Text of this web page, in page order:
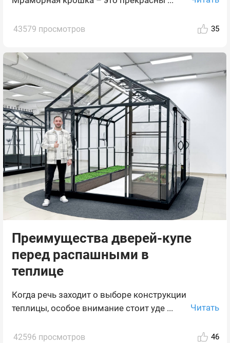
43579 просмотров 35
Преимущества дверей-купе
перед распашными в
теплице
Когда речь заходит о выборе конструкции
теплицы, особое внимание стоит уде ...
Читать
42596 просмотров 46